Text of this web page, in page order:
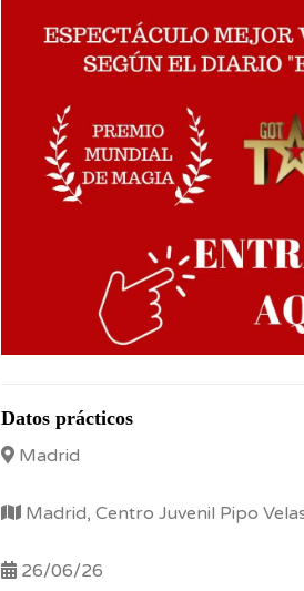
Datos prácticos
Madrid
Madrid, Centro Juvenil Pipo
26/06/26